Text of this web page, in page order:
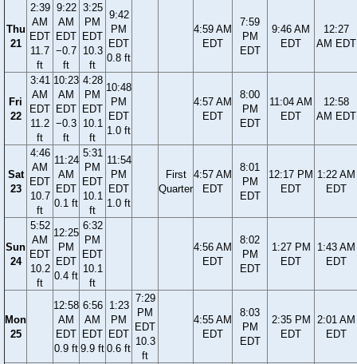
Thu
21
2:39
AM
EDT
11.7
ft
9:22
AM
EDT
−0.7
ft
3:25
PM
EDT
10.3
ft
9:42
PM
EDT
0.8 ft
4:59 AM
EDT
7:59
PM
EDT
9:46 AM
EDT
12:27
AM EDT
Fri
22
3:41
AM
EDT
11.2
ft
10:23
AM
EDT
−0.3
ft
4:28
PM
EDT
10.1
ft
10:48
PM
EDT
1.0 ft
4:57 AM
EDT
8:00
PM
EDT
11:04 AM
EDT
12:58
AM EDT
Sat
23
4:46
AM
EDT
10.7
ft
11:24
AM
EDT
0.1 ft
5:31
PM
EDT
10.1
ft
11:54
PM
EDT
1.0 ft
First
Quarter
4:57 AM
EDT
8:01
PM
EDT
12:17 PM
EDT
1:22 AM
EDT
Sun
24
5:52
AM
EDT
10.2
ft
12:25
PM
EDT
0.4 ft
6:32
PM
EDT
10.1
ft
4:56 AM
EDT
8:02
PM
EDT
1:27 PM
EDT
1:43 AM
EDT
Mon
25
12:58
AM
EDT
0.9 ft
6:56
AM
EDT
9.9 ft
1:23
PM
EDT
0.6 ft
7:29
PM
EDT
10.3
ft
4:55 AM
EDT
8:03
PM
EDT
2:35 PM
EDT
2:01 AM
EDT